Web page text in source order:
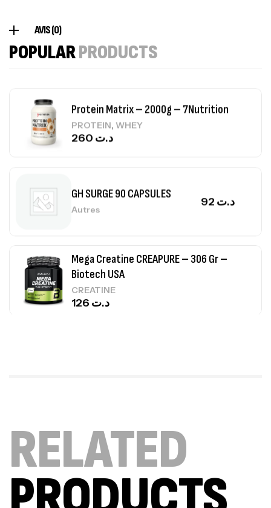
AVIS (0)
POPULARPRODUCTS
CREATINE
Protein Matrix – 2000g – 7Nutrition
PROTEIN, WHEY
د.ت
GH SURGE 90 CAPSULES
Autres
د.ت
Mega Creatine CREAPURE – 306 Gr –
Biotech USA
CREATINE
د.ت
Autres
د.ت84
Creatine (CreapureⓇ) – 500g –
RELATED